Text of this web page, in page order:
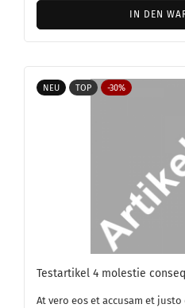
IN DEN
NEU TOP -30%
Te­st­ar­ti­kel 4 mo­les­tie
At vero eos et ac­cu­sam et